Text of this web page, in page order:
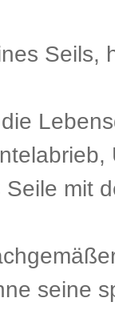
Seils,
mit
seine